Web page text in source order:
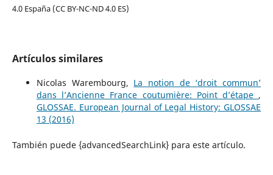
4.0 España (CC BY-NC-ND 4.0 ES)
Artículos similares
Nicolas Warembourg, La notion de ‘droit commun’
dans l’Ancienne France coutumière: Point d’étape ,
GLOSSAE. European Journal of Legal History: GLOSSAE
13 (2016)
También puede {advancedSearchLink} para este artículo.